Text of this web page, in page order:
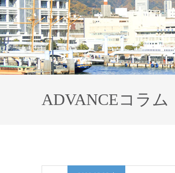
ADVANCEコラム